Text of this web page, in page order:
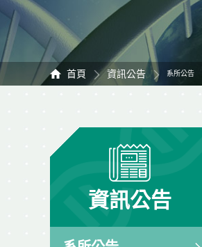
首頁 資訊公告 系所公告
資訊公告